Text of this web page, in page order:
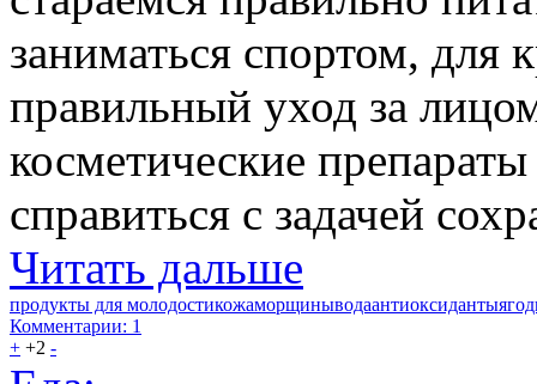
заниматься спортом,
правильный уход за
косметические
справиться с задачей
Читать дальше
продукты для молодостикожаморщиныводаантиоксиданты
Комментарии: 1
+ +2 -